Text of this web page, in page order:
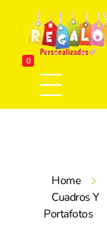
Tienda de regalos personalizados en Panama, perfectos para cada ocasión.
0
Home
Cuadros Y
Portafotos